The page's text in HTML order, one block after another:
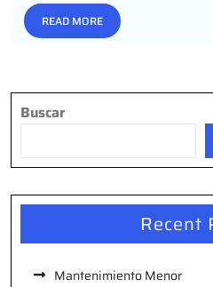
READ MORE
Buscar
Recent
Mantenimiento Menor